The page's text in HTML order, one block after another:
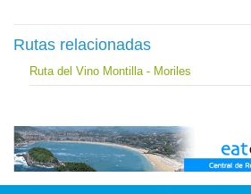
Rutas relacionadas
Ruta del Vino Montilla - Moriles